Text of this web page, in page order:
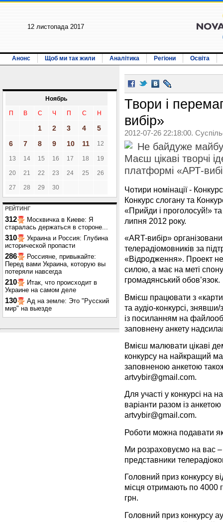
12 листопада 2017
Анонс Щоб ми так жили Аналітика Регіони Освіта
Ноябрь
П В С Ч П С Н
1 2 3 4
5
6
7 8 9 10 11 12
13 14 15 16 17 18 19
20 21 22 23 24 25 26
27 28 29 30
РЕЙТИНГ
312
Москвичка в Киеве: Я
старалась держаться в стороне...
310
Украина и Россия: Глубина
исторической пропасти
286
Россияне, привыкайте:
Перед вами Украина, которую вы
потеряли навсегда
210
Итак, что происходит в
Украине на самом деле
130
Ад на земле: Это "Русский
мир" на выезде
Твори і
вибір»
2012-07-26 22:18:00.
Не байдуже
Маєш цікаві творчі
платформі «АРТ-
Чотири номінації -
Конкурс слогану та
«Прийди і проголосуй!»
липня 2012 року.
«ART-вибір»
телерадіомовників за
«Відродження». Проект
силою, а має на меті
громадянський обов’язок.
Вмієш працювати з
та аудіо-конкурсі,
із посиланням на
заповнену анкету
Вмієш малювати цікаві
конкурсу на найкращий
заповненою анкетою
artvybir@gmail.com.
Для участі у конкурсі на
варіанти разом із
artvybir@gmail.com.
Роботи можна подавати
Ми розраховуємо на вас –
представники
Головний приз конкурсу
місця отримають по 4000
грн.
Головний приз конкурсу